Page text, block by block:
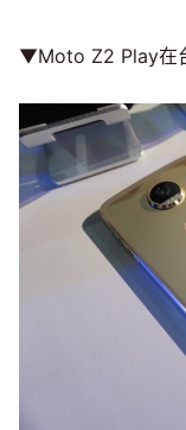
▼Moto Z2 Play在